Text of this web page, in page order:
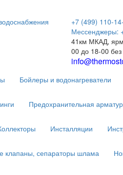
+7 (499) 110-
Мессенджеры:
41км МКАД,
00 до 18-00
Бойлеры и водонагреватели
Предохранительная
Инсталляции
клапаны, сепараторы шлама